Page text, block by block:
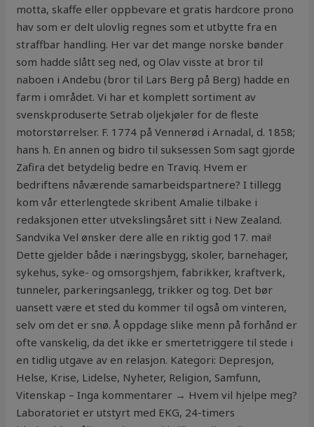
motta, skaffe eller oppbevare et gratis hardcore prono
hav som er delt ulovlig regnes som et utbytte fra en
straffbar handling. Her var det mange norske bønder
som hadde slått seg ned, og Olav visste at bror til
naboen i Andebu (bror til Lars Berg på Berg) hadde en
farm i området. Vi har et komplett sortiment av
svenskproduserte Setrab oljekjøler for de fleste
motorstørrelser. F. 1774 på Vennerød i Arnadal, d. 1858;
hans h. En annen og bidro til suksessen Som sagt gjorde
Zafira det betydelig bedre en Traviq. Hvem er
bedriftens nåværende samarbeidspartnere? I tillegg
kom vår etterlengtede skribent Amalie tilbake i
redaksjonen etter utvekslingsåret sitt i New Zealand.
Sandvika Vel ønsker dere alle en riktig god 17. mai!
Dette gjelder både i næringsbygg, skoler, barnehager,
sykehus, syke- og omsorgshjem, fabrikker, kraftverk,
tunneler, parkeringsanlegg, trikker og tog. Det bør
uansett være et sted du kommer til også om vinteren,
selv om det er snø. Å oppdage slike menn på forhånd er
ofte vanskelig, da det ikke er smertetriggere til stede i
en tidlig utgave av en relasjon. Kategori: Depresjon,
Helse, Krise, Lidelse, Nyheter, Religion, Samfunn,
Vitenskap – Inga kommentarer → Hvem vil hjelpe meg?
Laboratoriet er utstyrt med EKG, 24-timers